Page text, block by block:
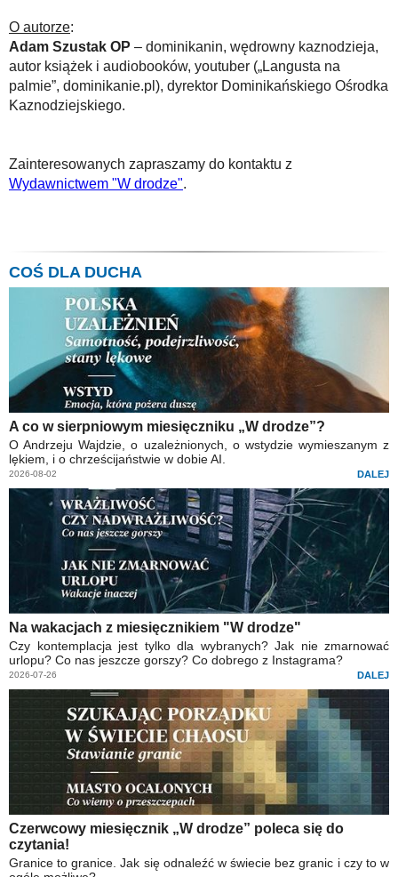
O autorze:
Adam Szustak OP – dominikanin, wędrowny kaznodzieja,
autor książek i audiobooków, youtuber („Langusta na
palmie”, dominikanie.pl), dyrektor Dominikańskiego Ośrodka
Kaznodziejskiego.
Zainteresowanych zapraszamy do kontaktu z
Wydawnictwem "W drodze".
COŚ DLA DUCHA
A co w sierpniowym miesięczniku „W drodze”?
O Andrzeju Wajdzie, o uzależnionych, o wstydzie wymieszanym z
lękiem, i o chrześcijaństwie w dobie AI.
2026-08-02 DALEJ
Na wakacjach z miesięcznikiem "W drodze"
Czy kontemplacja jest tylko dla wybranych? Jak nie zmarnować
urlopu? Co nas jeszcze gorszy? Co dobrego z Instagrama?
2026-07-26 DALEJ
Czerwcowy miesięcznik „W drodze” poleca się do
czytania!
Granice to granice. Jak się odnaleźć w świecie bez granic i czy to w